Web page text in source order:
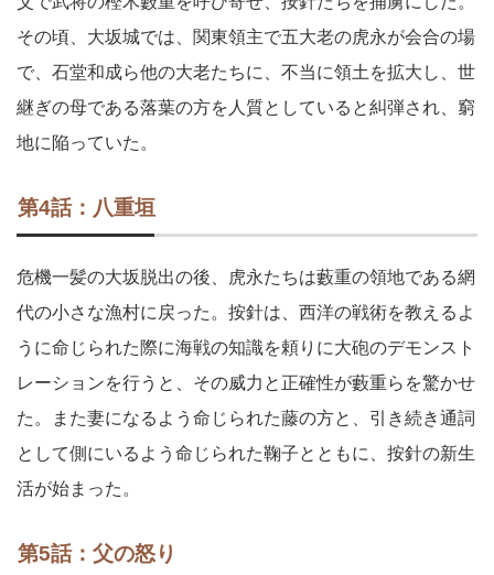
その頃、大坂城では、関東領主で五大老の虎永が会合の場
で、石堂和成ら他の大老たちに、不当に領土を拡大し、世
継ぎの母である落葉の方を人質としていると糾弾され、窮
地に陥っていた。
第4話：八重垣
危機一髪の大坂脱出の後、虎永たちは藪重の領地である網
代の小さな漁村に戻った。按針は、西洋の戦術を教えるよ
うに命じられた際に海戦の知識を頼りに大砲のデモンスト
レーションを行うと、その威力と正確性が藪重らを驚かせ
た。また妻になるよう命じられた藤の方と、引き続き通詞
として側にいるよう命じられた鞠子とともに、按針の新生
活が始まった。
第5話：父の怒り